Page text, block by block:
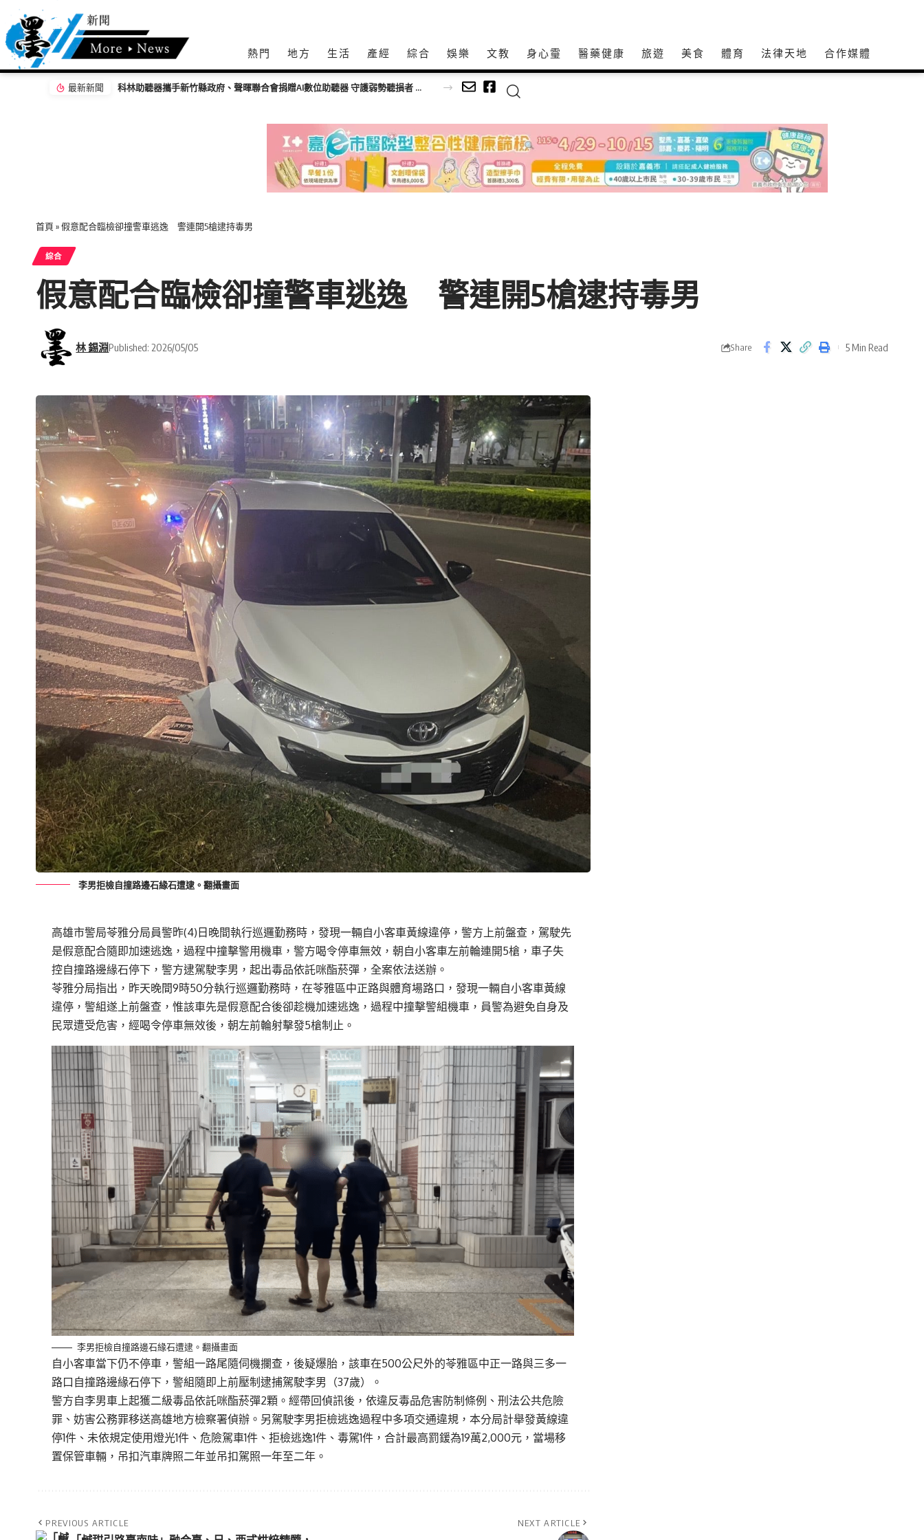
熱門 地方 生活 產經 綜合 娛樂 文教 身心𩆜 醫藥健康 旅遊 美食 體育 法律天地 合作媒體
最新新聞 野孩子音樂節 青春無關年齡 小學傳唱童謠 掀客語新風貌
首頁 »假意配合臨檢卻撞警車逃逸 警連開5槍逮持毒男
綜合
假意配合臨檢卻撞警車逃逸 警連開5槍逮持毒男
林 錫淵Published: 2026/05/05 Share 5 Min Read
李男拒檢自撞路邊石緣石遭逮。翻攝畫面
高雄市警局苓雅分局員警昨(4)日晚間執行巡邏勤務時，發現一輛自小客車黃線違停，警方上前盤查，駕駛先
是假意配合隨即加速逃逸，過程中撞擊警用機車，警方喝令停車無效，朝自小客車左前輪連開5槍，車子失
控自撞路邊緣石停下，警方逮駕駛李男，起出毒品依託咪酯菸彈，全案依法送辦。
苓雅分局指出，昨天晚間9時50分執行巡邏勤務時，在苓雅區中正路與體育場路口，發現一輛自小客車黃線
違停，警組遂上前盤查，惟該車先是假意配合後卻趁機加速逃逸，過程中撞擊警組機車，員警為避免自身及
民眾遭受危害，經喝令停車無效後，朝左前輪射擊發5槍制止。
李男拒檢自撞路邊石緣石遭逮。翻攝畫面
自小客車當下仍不停車，警組一路尾隨伺機攔查，後疑爆胎，該車在500公尺外的苓雅區中正一路與三多一
路口自撞路邊緣石停下，警組隨即上前壓制逮捕駕駛李男（37歲）。
警方自李男車上起獲二級毒品依託咪酯菸彈2顆。經帶回偵訊後，依違反毒品危害防制條例、刑法公共危險
罪、妨害公務罪移送高雄地方檢察署偵辦。另駕駛李男拒檢逃逸過程中多項交通違規，本分局計舉發黃線違
停1件、未依規定使用燈光1件、危險駕車1件、拒檢逃逸1件、毒駕1件，合計最高罰鍰為19萬2,000元，當場移
置保管車輛，吊扣汽車牌照二年並吊扣駕照一年至二年。
PREVIOUS ARTICLE NEXT ARTICLE